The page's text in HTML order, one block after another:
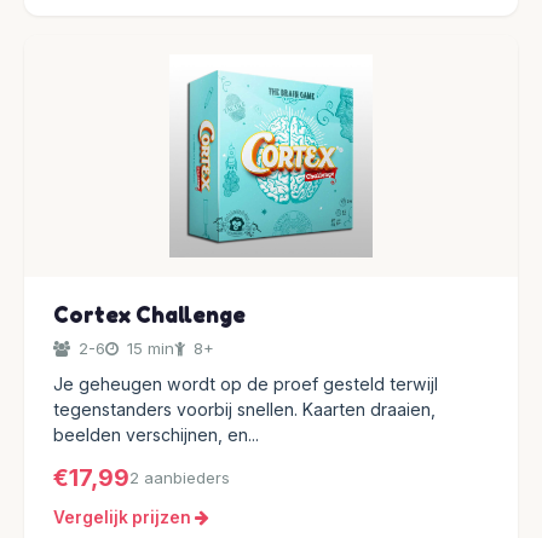
Cortex Challenge
2-6 15 min 8+
Je geheugen wordt op de proef gesteld terwijl
tegenstanders voorbij snellen. Kaarten draaien,
beelden verschijnen, en...
€17,992 aanbieders
Vergelijk prijzen